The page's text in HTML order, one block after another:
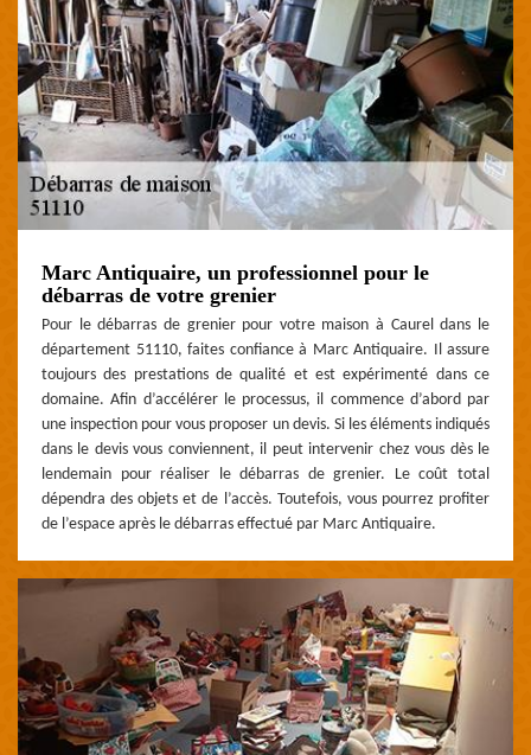
Marc Antiquaire, un professionnel pour le
débarras de votre grenier
Pour le débarras de grenier pour votre maison à Caurel dans le
département 51110, faites confiance à Marc Antiquaire. Il assure
toujours des prestations de qualité et est expérimenté dans ce
domaine. Afin d’accélérer le processus, il commence d’abord par
une inspection pour vous proposer un devis. Si les éléments indiqués
dans le devis vous conviennent, il peut intervenir chez vous dès le
lendemain pour réaliser le débarras de grenier. Le coût total
dépendra des objets et de l’accès. Toutefois, vous pourrez profiter
de l’espace après le débarras effectué par Marc Antiquaire.